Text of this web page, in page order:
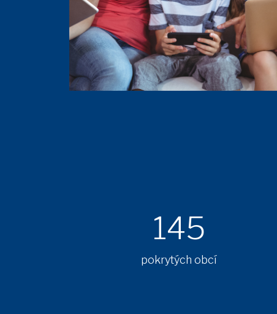
145
pokrytých obcí